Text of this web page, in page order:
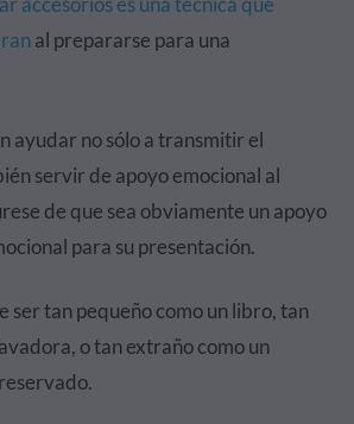
al prepararse para una
ayudar no sólo a transmitir el
servir de apoyo emocional al
de que sea obviamente un apoyo
para su presentación.
ser tan pequeño como un libro, tan
o tan extraño como un